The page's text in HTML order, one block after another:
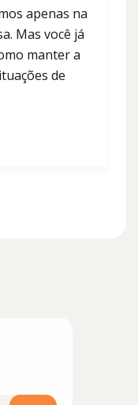
apenas na
Mas você já
manter a
de